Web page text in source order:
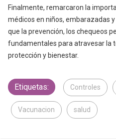
Finalmente, remarcaron la
médicos en niños, embarazadas
que la prevención, los chequeos
fundamentales para atravesar la
protección y bienestar.
Etiquetas: Controles
Vacunacion salud